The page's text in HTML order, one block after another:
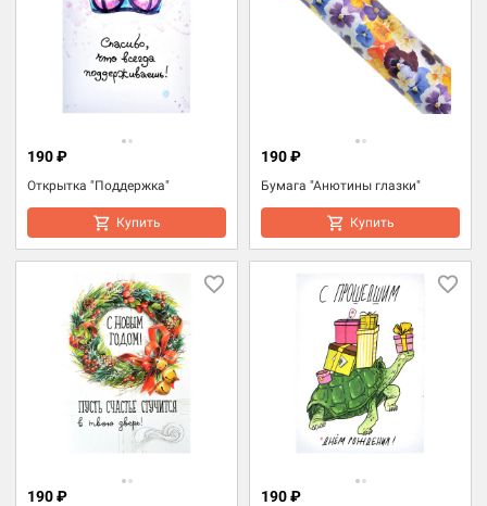
Открытка "Поддержка"
190 ₽
Купить
Бумага "Анютины глазки"
190 ₽
Купить
190 ₽ 190 ₽